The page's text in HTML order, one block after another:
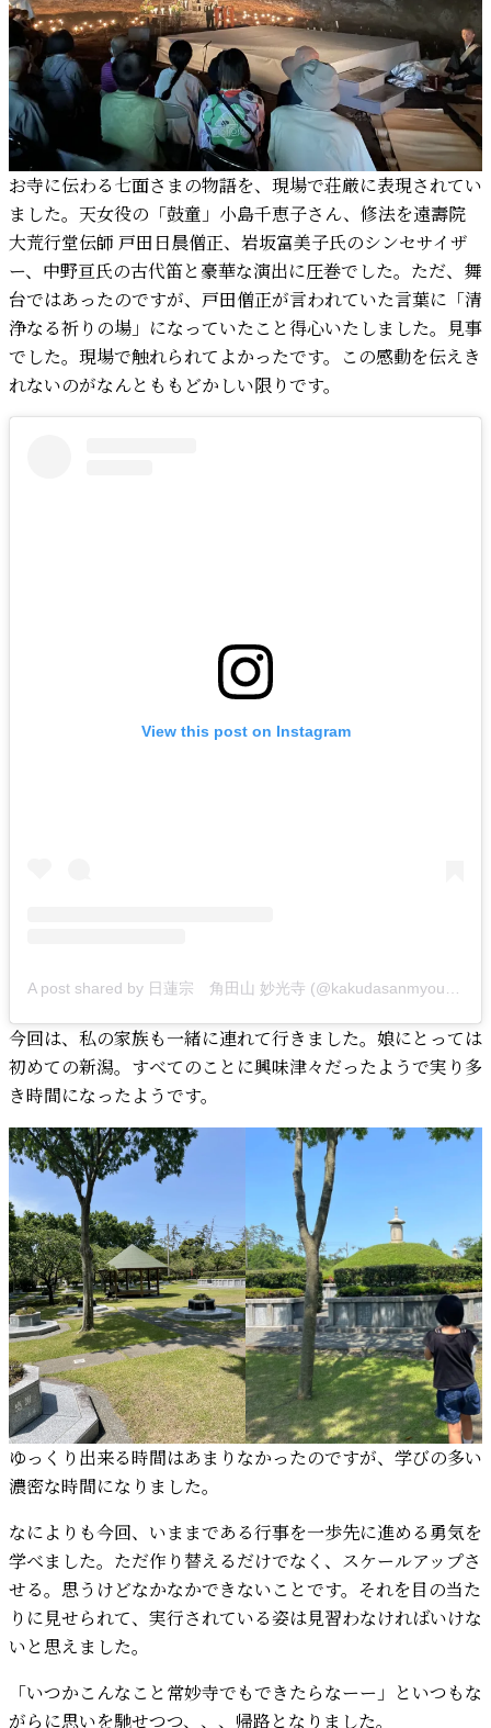
お寺に伝わる七面さまの物語を、現場で荘厳に表現されてい
ました。天女役の「鼓童」小島千恵子さん、修法を遠壽院
大荒行堂伝師 戸田日晨僧正、岩坂富美子氏のシンセサイザ
ー、中野亘氏の古代笛と豪華な演出に圧巻でした。ただ、舞
台ではあったのですが、戸田僧正が言われていた言葉に「清
浄なる祈りの場」になっていたこと得心いたしました。見事
でした。現場で触れられてよかったです。この感動を伝えき
れないのがなんとももどかしい限りです。
View this post on Instagram
A post shared by 日蓮宗 角田山 妙光寺 (@kakudasanmyoukouji)
今回は、私の家族も一緒に連れて行きました。娘にとっては
初めての新潟。すべてのことに興味津々だったようで実り多
き時間になったようです。
ゆっくり出来る時間はあまりなかったのですが、学びの多い
濃密な時間になりました。
なによりも今回、いままである行事を一歩先に進める勇気を
学べました。ただ作り替えるだけでなく、スケールアップさ
せる。思うけどなかなかできないことです。それを目の当た
りに見せられて、実行されている姿は見習わなければいけな
いと思えました。
「いつかこんなこと常妙寺でもできたらなーー」といつもな
がらに思いを馳せつつ、、、帰路となりました。